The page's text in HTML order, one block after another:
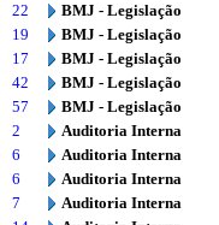
22
BMJ - Legislação
19
BMJ - Legislação
17
BMJ - Legislação
42
BMJ - Legislação
57
BMJ - Legislação
2
Auditoria Interna
6
Auditoria Interna
6
Auditoria Interna
7
Auditoria Interna